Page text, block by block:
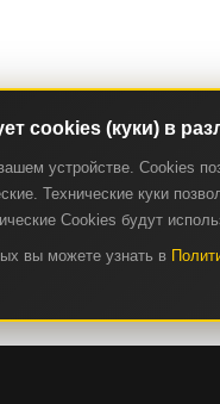
cookies (куки) в
устройстве. Cookies
Технические куки
Cookies будут
вы можете узнать в